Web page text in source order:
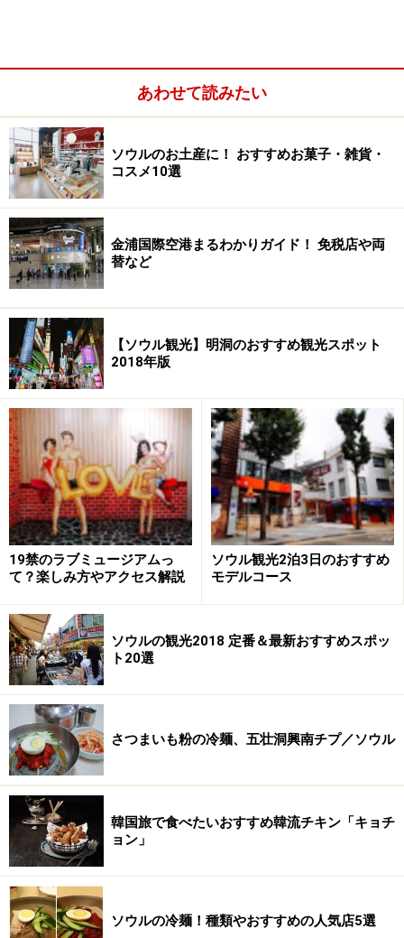
国際空港協議会による世界空港サービス評価でも、全世
界にある空港の中で初の12年連続1位の栄冠を記録する
など、空港として多数の賞も受賞。2018年1月18日に
は、第2ターミナルもオープン予定で、年間旅客処理能
力も7200万人規模に。今後も段階的な空港拡張工事が計
画されており、1億人規模の空港を目指しています。
免税店や便利な施設が充実している韓国で一番大きな空港で
す
出入国手続きなどで長く待たされるイメージのある空港
ですが、仁川国際空港は、比較的早く、スムーズな利用
ができることが自慢。また、複合ショッピングモールに
負けず劣らず、一流レストランやマッサージショップ、
巨大な免税品ショッピングエリアなど、空港で過ごす時
間が楽しくなる施設がたくさんあります。
＜目次＞
空港でショッピングを楽しもう！
ガイドオススメ、仁川空港4大施設
ー韓国伝統文化センター
ー韓国文化博物館
ー俳優のハンドプリントも要チェック！ CGVシネマ
ー新休息スポット、タラク休
待機時間はラウンジでのんびり
両替とTAX REFUND
仁川国際空港第1ターミナルおすすめレストラン3選
2018年1月18日オープン、仁川国際空港第2ターミナ
あわせて読みたい
ソウルのお土産に！ おすすめお菓子・雑貨・
コスメ10選
金浦国際空港まるわかりガイド！ 免税店や両
替など
【ソウル観光】明洞のおすすめ観光スポット
2018年版
19禁のラブミュージアムっ
て？楽しみ方やアクセス解説
ソウル観光2泊3日のおすすめ
モデルコース
ソウルの観光2018 定番＆最新おすすめスポッ
ト20選
さつまいも粉の冷麺、五壮洞興南チプ／ソウル
韓国旅で食べたいおすすめ韓流チキン「キョチ
ョン」
ソウルの冷麺！種類やおすすめの人気店5選